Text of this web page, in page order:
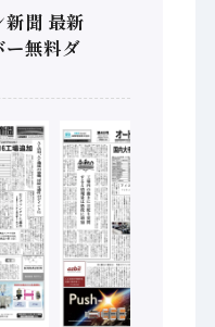
聞 最新
ー無料ダ